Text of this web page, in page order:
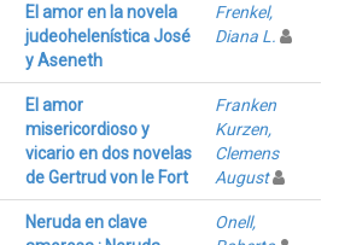
El amor en la novela
judeohelenística José
y Aseneth
Frenkel,
Diana L.
El amor
misericordioso y
vicario en dos novelas
de Gertrud von le Fort
Franken
Kurzen,
Clemens
August
Neruda en clave
Onell,